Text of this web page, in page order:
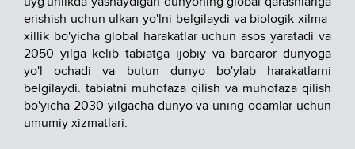
erishish uchun ulkan yo'lni belgilaydi va biologik xilma-
xillik bo'yicha global harakatlar uchun asos yaratadi va
2050 yilga kelib tabiatga ijobiy va barqaror dunyoga
yo'l ochadi va butun dunyo bo'ylab harakatlarni
belgilaydi. tabiatni muhofaza qilish va muhofaza qilish
bo'yicha 2030 yilgacha dunyo va uning odamlar uchun
umumiy xizmatlari.